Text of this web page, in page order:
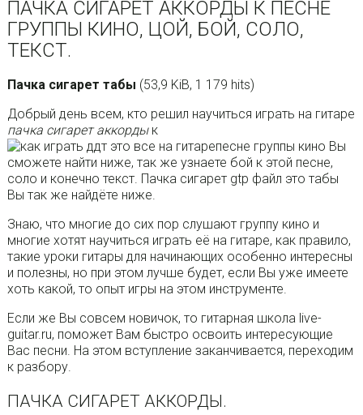
ПАЧКА СИГАРЕТ АККОРДЫ К ПЕСНЕ
ГРУППЫ КИНО, ЦОЙ, БОЙ, СОЛО,
ТЕКСТ.
Пачка сигарет табы (53,9 KiB, 1 179 hits)
Добрый день всем, кто решил научиться играть на гитаре
пачка сигарет аккордык
песне группы кино Вы
сможете найти ниже, так же узнаете бой к этой песне,
соло и конечно текст. Пачка сигарет gtp файл это табы
Вы так же найдёте ниже.
Знаю, что многие до сих пор слушают группу кино и
многие хотят научиться играть её на гитаре, как правило,
такие уроки гитары для начинающих особенно интересны
и полезны, но при этом лучше будет, если Вы уже имеете
хоть какой, то опыт игры на этом инструменте.
Если же Вы совсем новичок, то гитарная школа live-
guitar.ru, поможет Вам быстро освоить интересующие
Вас песни. На этом вступление заканчивается, переходим
к разбору.
ПАЧКА СИГАРЕТ АККОРДЫ.